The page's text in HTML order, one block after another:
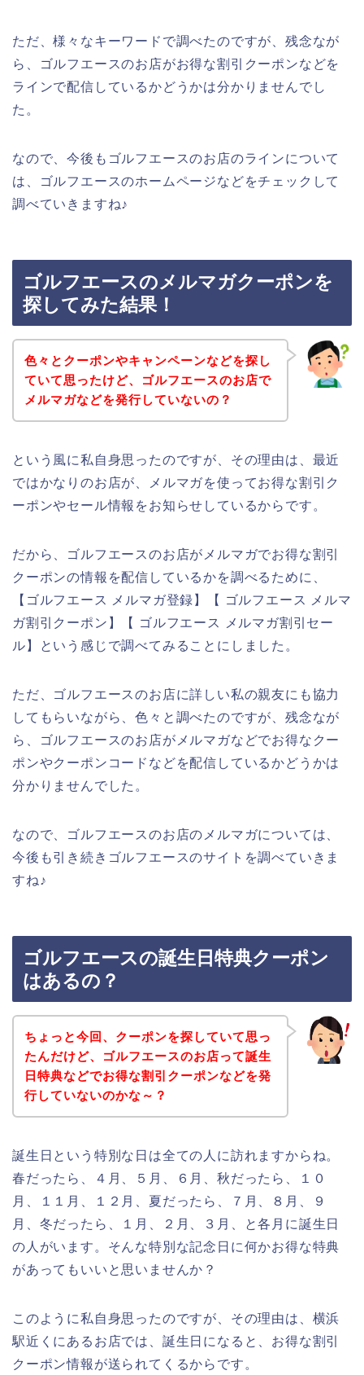
ただ、様々なキーワードで調べたのですが、残念なが
ら、ゴルフエースのお店がお得な割引クーポンなどを
ラインで配信しているかどうかは分かりませんでし
た。
なので、今後もゴルフエースのお店のラインについて
は、ゴルフエースのホームページなどをチェックして
調べていきますね♪
ゴルフエースのメルマガクーポンを
探してみた結果！
色々とクーポンやキャンペーンなどを探し
ていて思ったけど、ゴルフエースのお店で
メルマガなどを発行していないの？
という風に私自身思ったのですが、その理由は、最近
ではかなりのお店が、メルマガを使ってお得な割引ク
ーポンやセール情報をお知らせしているからです。
だから、ゴルフエースのお店がメルマガでお得な割引
クーポンの情報を配信しているかを調べるために、
【ゴルフエース メルマガ登録】【 ゴルフエース メルマ
ガ割引クーポン】【 ゴルフエース メルマガ割引セー
ル】という感じで調べてみることにしました。
ただ、ゴルフエースのお店に詳しい私の親友にも協力
してもらいながら、色々と調べたのですが、残念なが
ら、ゴルフエースのお店がメルマガなどでお得なクー
ポンやクーポンコードなどを配信しているかどうかは
分かりませんでした。
なので、ゴルフエースのお店のメルマガについては、
今後も引き続きゴルフエースのサイトを調べていきま
すね♪
ゴルフエースの誕生日特典クーポン
はあるの？
ちょっと今回、クーポンを探していて思っ
たんだけど、ゴルフエースのお店って誕生
日特典などでお得な割引クーポンなどを発
行していないのかな～？
誕生日という特別な日は全ての人に訪れますからね。
春だったら、４月、５月、６月、秋だったら、１０
月、１１月、１２月、夏だったら、７月、８月、９
月、冬だったら、１月、２月、３月、と各月に誕生日
の人がいます。そんな特別な記念日に何かお得な特典
があってもいいと思いませんか？
このように私自身思ったのですが、その理由は、横浜
駅近くにあるお店では、誕生日になると、お得な割引
クーポン情報が送られてくるからです。